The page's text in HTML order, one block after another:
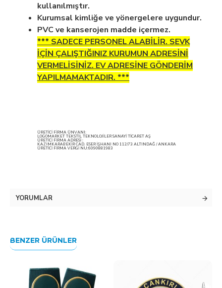
kullanılmıştır.
Kurumsal kimliğe ve yönergelere uygundur.
PVC ve kanserojen madde içermez.
*** SADECE PERSONEL ALABİLİR. SEVK
İÇİN ÇALIŞTIĞINIZ KURUMUN ADRESİNİ
VERMELİSİNİZ. EV ADRESİNE GÖNDERİM
YAPILMAMAKTADIR. ***
ÜRETİCİ FİRMA ÜNVANI:
LOGOMARKET TEKSTİL TEKNOLOJİLER SANAYİ TİCARET AŞ
ÜRETİCİ FİRMA ADRESİ :
KAZIMKARABEKİR CAD. ESER İŞHANI NO 112/73 ALTINDAĞ / ANKARA
ÜRETİCİ FİRMA VERGİ NU:6090881983
YORUMLAR
BENZER ÜRÜNLER